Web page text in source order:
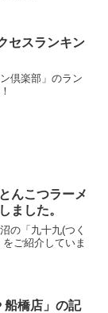
セスランキン
倶楽部」のラン
んこつラーメ
ました。
の「九十九(つく
ご紹介していま
船橋店」の記